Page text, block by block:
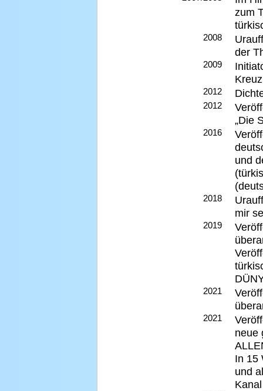
zum
2008
der
2009
2012
2012
„Die
2016
und
2018
mir
2019
2021
2021
neue
In 15
und